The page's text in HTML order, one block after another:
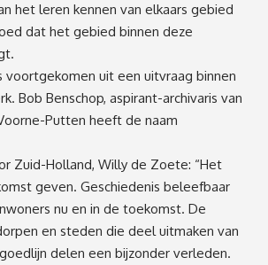
het leren kennen van elkaars gebied
dat het gebied binnen deze
voortgekomen uit een uitvraag binnen
Bob Benschop, aspirant-archivaris van
Putten heeft de naam
Zuid-Holland, Willy de Zoete: “Het
geven. Geschiedenis beleefbaar
nu en in de toekomst. De
en steden die deel uitmaken van
delen een bijzonder verleden.